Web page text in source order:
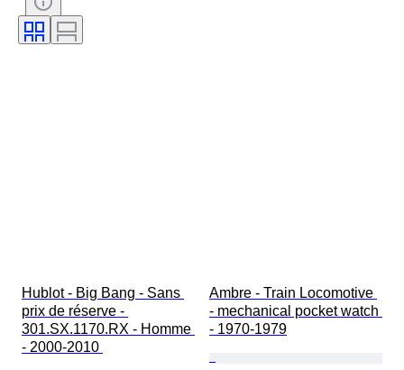
Certificat
Langue
Hublot - Big Bang - Sans
prix de réserve -
301.SX.1170.RX - Homme
- 2000-2010
Ambre - Train Locomotive
- mechanical pocket watch
- 1970-1979